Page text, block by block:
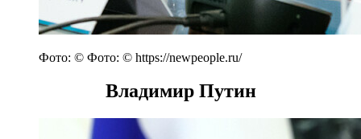
Фото: © Фото: © https://newpeople.ru/
Владимир Путин